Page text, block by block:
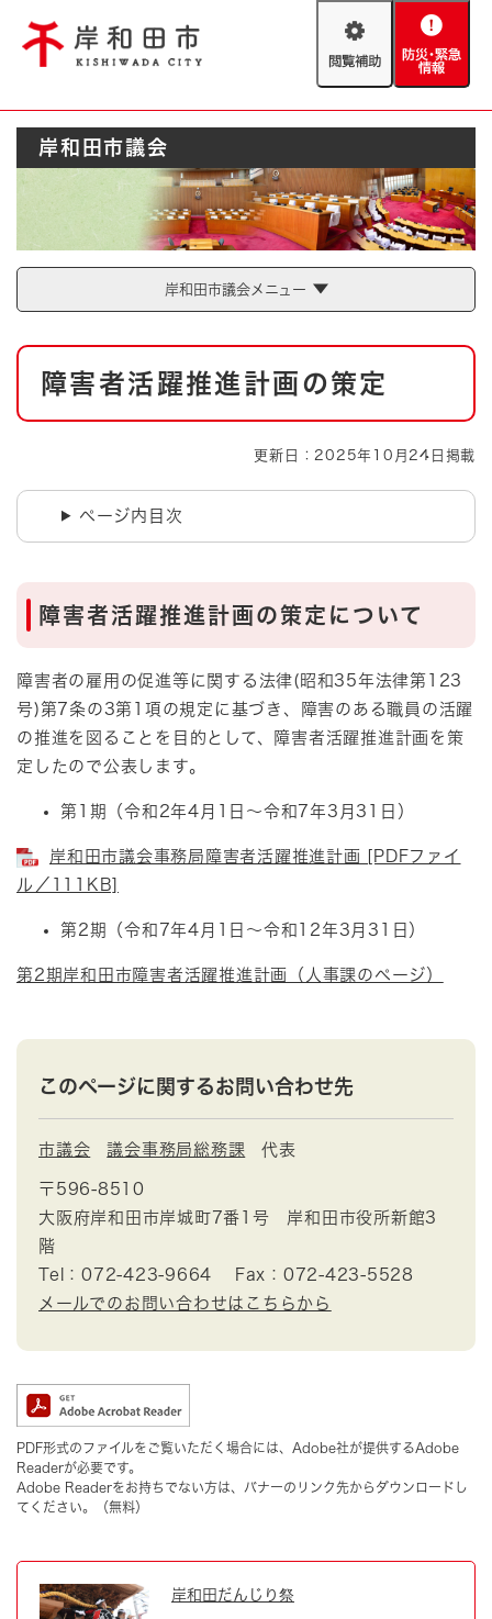
閲
助
防
緊
情
報
Foreign language
やさしい日本語
とじる
防災・緊急情報
ハザードマップ AED設置箇所
とじる
岸和田市議会
岸和田市議会メニュー
本
障害者活躍推進計画の策定
更新日：2025年10月24日掲載
ページ内目次
障害者活躍推進計画の策定について
障害者の雇用の促進等に関する法律(昭和35年法律第123
号)第7条の3第1項の規定に基づき、障害のある職員の活躍
の推進を図ることを目的として、障害者活躍推進計画を策
定したので公表します。
第1期（令和2年4月1日～令和7年3月31日）
岸和田市議会事務局障害者活躍推進計画 [PDFファイ
ル／111KB]
第2期（令和7年4月1日～令和12年3月31日）
第2期岸和田市障害者活躍推進計画（人事課のページ）
このページに関するお問い合わせ先
市議会 議会事務局総務課 代表
〒596-8510
大阪府岸和田市岸城町7番1号 岸和田市役所新館3
階
Tel：072-423-9664
Fax：072-423-5528
メールでのお問い合わせはこちらから
PDF形式のファイルをご覧いただく場合には、Adobe社が提供するAdobe
Readerが必要です。
Adobe Readerをお持ちでない方は、バナーのリンク先からダウンロードし
てください。（無料）
岸和田だんじり祭